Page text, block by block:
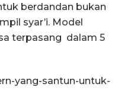
berdandan bukan
syar’i. Model
terpasang dalam 5